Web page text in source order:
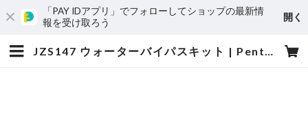
「PAY IDアプリ」でフォローしてショップの最新情
報を受け取ろう
開く
JZS147 ウォーターバイパスキット | PentRoof Online Store